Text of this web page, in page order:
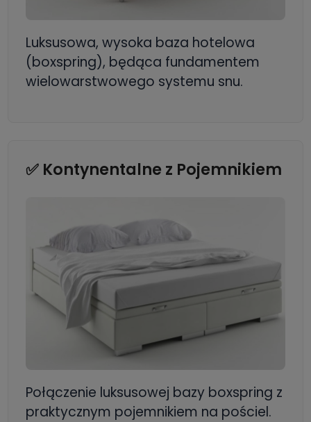
Luksusowa, wysoka baza hotelowa
(boxspring), będąca fundamentem
wielowarstwowego systemu snu.
✅ Kontynentalne z Pojemnikiem
Połączenie luksusowej bazy boxspring z
praktycznym pojemnikiem na pościel.